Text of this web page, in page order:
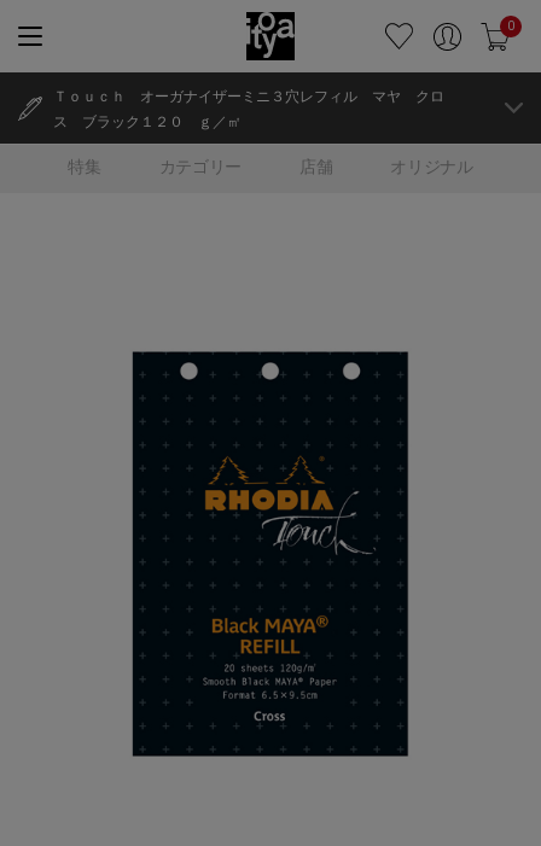
0
特集 カテゴリー 店舗 オリジナル
Ｔｏｕｃｈ オーガナイザーミニ３穴レフィル マヤ クロ
ス ブラック１２０ ｇ／㎡